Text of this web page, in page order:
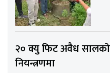
२० क्यु फिट अवैध सालको
नियन्त्रणमा